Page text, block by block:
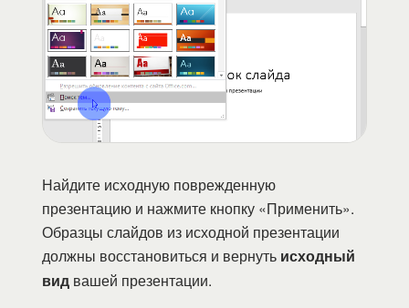
Найдите исходную поврежденную
презентацию и нажмите кнопку «Применить».
Образцы слайдов из исходной презентации
должны восстановиться и вернуть исходный
вид вашей презентации.